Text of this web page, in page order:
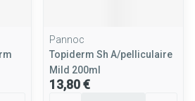
Pannoc
Topiderm Sh A/pelliculaire
Mild 200ml
13,80 €